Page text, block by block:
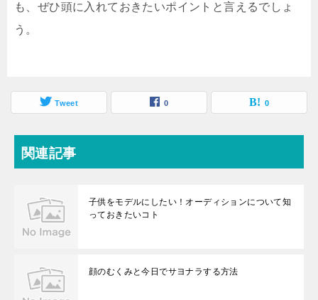
も、ぜひ頭に入れておきたいポイントと言えるでしょ
う。
Tweet 0 0
関連記事
子供をモデルにしたい！オーディションについて知
っておきたいコト
顔のむくみと今日でサヨナラする方法